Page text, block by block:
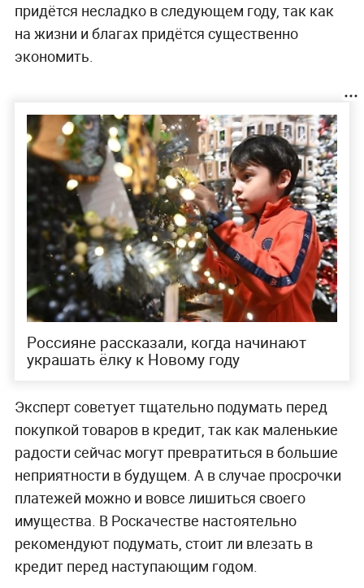
придётся несладко в следующем году, так как
на жизни и благах придётся существенно
экономить.
Россияне рассказали, когда начинают
украшать ёлку к Новому году
Эксперт советует тщательно подумать перед
покупкой товаров в кредит, так как маленькие
радости сейчас могут превратиться в большие
неприятности в будущем. А в случае просрочки
платежей можно и вовсе лишиться своего
имущества. В Роскачестве настоятельно
рекомендуют подумать, стоит ли влезать в
кредит перед наступающим годом.